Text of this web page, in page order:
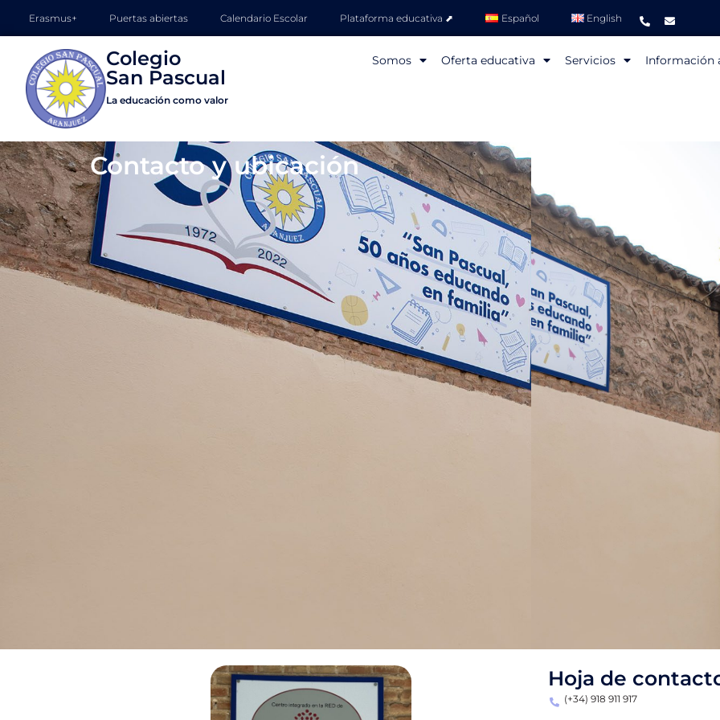
Erasmus+ Puertas abiertas Calendario Escolar Plataforma educativa ⬈ Español English
Colegio
La educación como valor
Somos Oferta educativa Servicios Información
Contacto y ubicación
Hoja de
(+34) 918 911 917